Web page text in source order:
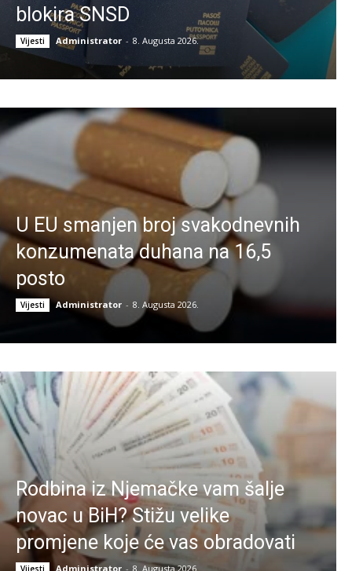
blokira SNSD
Vijesti Administrator - 8. Augusta 2026.
U EU smanjen broj svakodnevnih
konzumenata duhana na 16,5
posto
Vijesti Administrator - 8. Augusta 2026.
Rodbina iz Njemačke vam šalje
novac u BiH? Stižu velike
promjene koje će vas obradovati
Vijesti Administrator - 8. Augusta 2026.